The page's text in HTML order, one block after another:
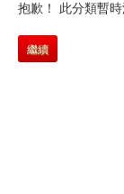
抱歉！ 此分類暫時
繼續